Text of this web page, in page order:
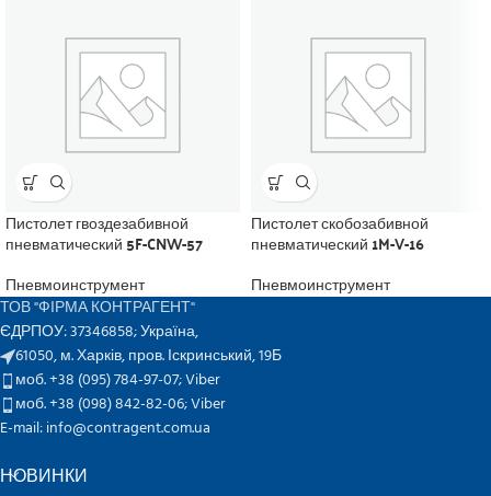
Пистолет гвоздезабивной
пневматический 5F-CNW-57
Пневмоинструмент
Пистолет скобозабивной
пневматический 1M-V-16
Пневмоинструмент
ТОВ "ФІРМА КОНТРАГЕНТ"
ЄДРПОУ: 37346858; Україна,
61050, м. Харків, пров. Іскринський, 19Б
моб. +38 (095) 784-97-07;Viber
моб. +38 (098) 842-82-06;Viber
E-mail: info@contragent.com.ua
НОВИНКИ